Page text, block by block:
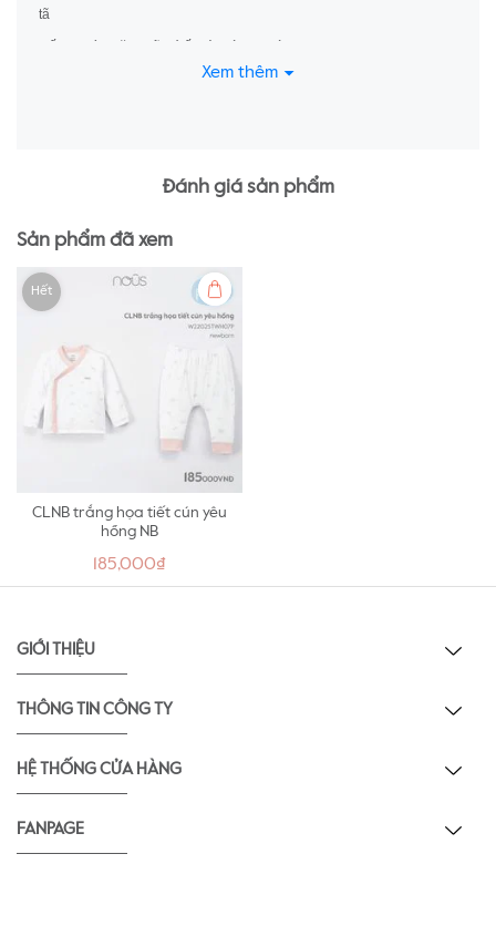
tã
Mô tả hoạ tiết hình cún ngộ nghĩnh đáng yêu phù hợp cho bé
Kháng khuẩn
Thông tin bổ sung
Sản phẩm của Công ty Cổ phần NU Việt Nam
Sản xuất tại Việt Nam
Xem thêm
Đánh giá sản phẩm
Sản phẩm đã xem
Hết
CLNB trắng họa tiết cún yêu
hồng NB
185,000₫
GIỚI THIỆU
THÔNG TIN CÔNG TY
HỆ THỐNG CỬA HÀNG
FANPAGE